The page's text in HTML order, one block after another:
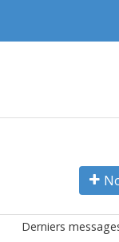
Derniers